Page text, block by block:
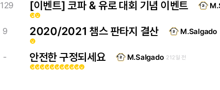
129
emoji_emotionsemoji_emotions
[이벤트] 코파 & 유로 대회 기념 이벤트
9
emoji_emotions
2020/2021 챔스 판타지 결산 M.Salgado
-
emoji_emotionsemoji_emotionsemoji_emotionsemoji_emotionsemoji_emotionsemoji_emotionsemoji_emotionsemoji_emotionsemoji_emotionsemoji_emotionsemoji_emotions
안전한 구정되세요 M.Salgado 212일 전